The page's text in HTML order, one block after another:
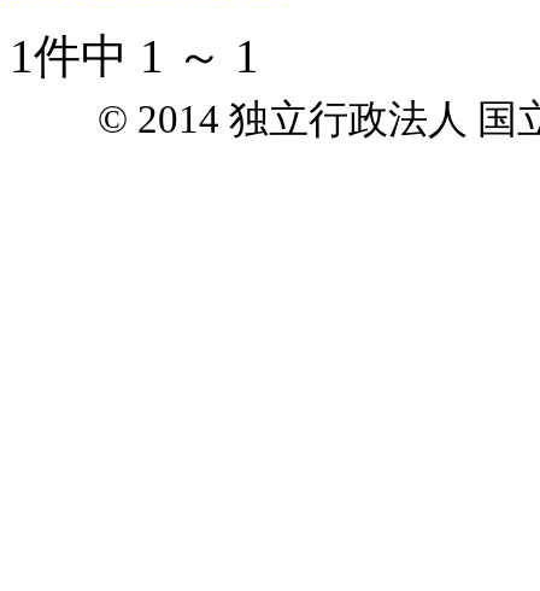
1件中 1 ～ 1
© 2014 独立行政法人 国